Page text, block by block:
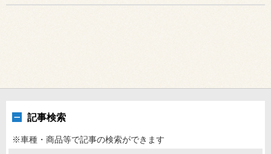
記事検索
※車種・商品等で記事の検索ができます